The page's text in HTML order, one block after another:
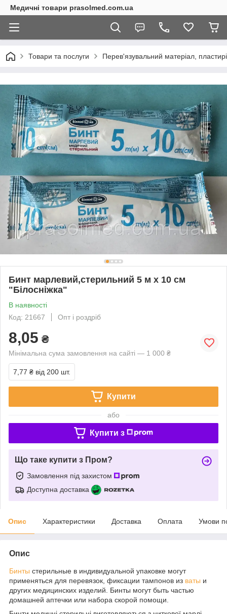
Медичні товари prasolmed.com.ua
Товари та послуги Перев'язувальний матеріал, пластирі
Бинт марлевий,стерильний 5 м х 10 см
"Білосніжка"
В наявності
Код: 21667
Опт і роздріб
8,05 ₴
Мінімальна сума замовлення на сайті — 1 000 ₴
7,77 ₴ від 200 шт.
Купити
або
Купити з
Що таке купити з Пром?
Замовлення під захистом
Доступна доставка
Опис Характеристики Доставка Оплата Умови
Опис
Бинты стерильные в индивидуальной упаковке могут
применяться для перевязок, фиксации тампонов из ваты и
других медицинских изделий. Бинты могут быть частью
домашней аптечки или набора скорой помощи.